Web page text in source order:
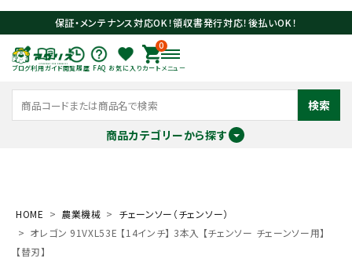
保証・メンテナンス対応OK！領収書発行対応！後払いOK！
ブログ利用ガイド閲覧履歴 FAQ お気に入り
0
カート メニュー
検索
商品カテゴリーから探す
search
HOME 農業機械
チェーンソー（チェンソー）
オレゴン 91VXL53E 【14インチ】 3本入 【チェンソー チェーンソー用】
【替刃】